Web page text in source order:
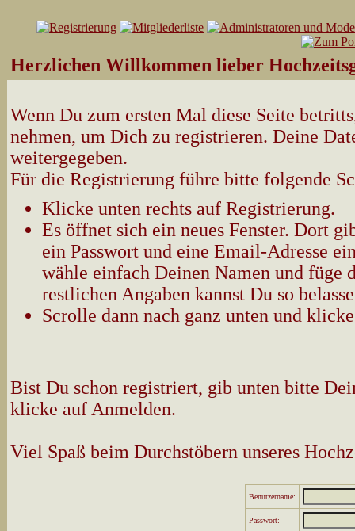
Herzlichen Willkommen lieber
Wenn Du zum ersten Mal diese Seite
nehmen, um Dich zu registrieren. Deine
weitergegeben.
Für die Registrierung führe bitte folgende
Klicke unten rechts auf Registrierung.
Es öffnet sich ein neues Fenster. Dort
ein Passwort und eine Email-Adresse
wähle einfach Deinen Namen und füge
restlichen Angaben kannst Du so
Scrolle dann nach ganz unten und
Bist Du schon registriert, gib unten bitte
klicke auf Anmelden.
Viel Spaß beim Durchstöbern unseres
Benutzername:
Passwort: